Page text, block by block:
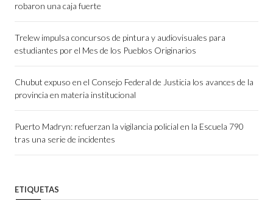
robaron una caja fuerte
Trelew impulsa concursos de pintura y audiovisuales para
estudiantes por el Mes de los Pueblos Originarios
Chubut expuso en el Consejo Federal de Justicia los avances de la
provincia en materia institucional
Puerto Madryn: refuerzan la vigilancia policial en la Escuela 790
tras una serie de incidentes
ETIQUETAS